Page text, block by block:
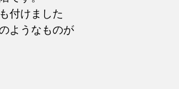
付けました
ようなものが